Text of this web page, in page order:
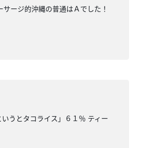
ージ的沖縄の普通はＡでした！
うとタコライス」６１％ ティー